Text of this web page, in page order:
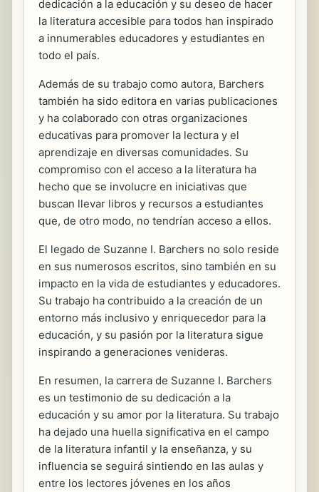
dedicación a la educación y su deseo de hacer
la literatura accesible para todos han inspirado
a innumerables educadores y estudiantes en
todo el país.
Además de su trabajo como autora, Barchers
también ha sido editora en varias publicaciones
y ha colaborado con otras organizaciones
educativas para promover la lectura y el
aprendizaje en diversas comunidades. Su
compromiso con el acceso a la literatura ha
hecho que se involucre en iniciativas que
buscan llevar libros y recursos a estudiantes
que, de otro modo, no tendrían acceso a ellos.
El legado de Suzanne I. Barchers no solo reside
en sus numerosos escritos, sino también en su
impacto en la vida de estudiantes y educadores.
Su trabajo ha contribuido a la creación de un
entorno más inclusivo y enriquecedor para la
educación, y su pasión por la literatura sigue
inspirando a generaciones venideras.
En resumen, la carrera de Suzanne I. Barchers
es un testimonio de su dedicación a la
educación y su amor por la literatura. Su trabajo
ha dejado una huella significativa en el campo
de la literatura infantil y la enseñanza, y su
influencia se seguirá sintiendo en las aulas y
entre los lectores jóvenes en los años